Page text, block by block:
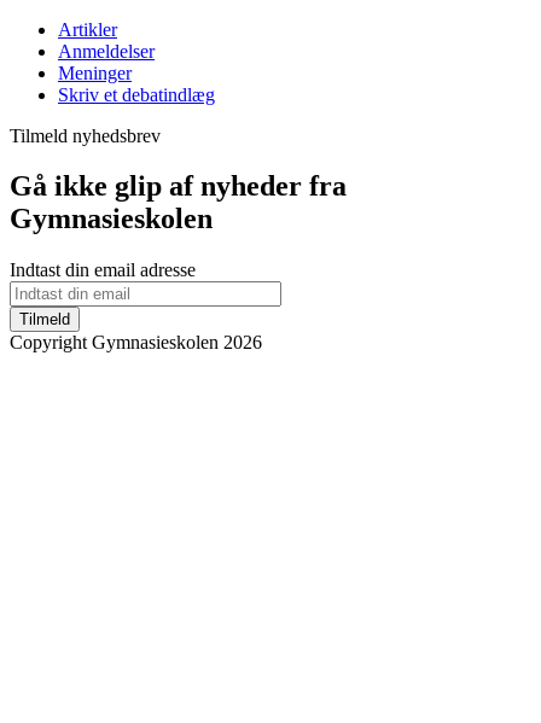
Artikler
Anmeldelser
Meninger
Skriv et debatindlæg
Tilmeld nyhedsbrev
Gå ikke glip af nyheder fra
Gymnasieskolen
Indtast din email adresse
Tilmeld
Copyright Gymnasieskolen 2026